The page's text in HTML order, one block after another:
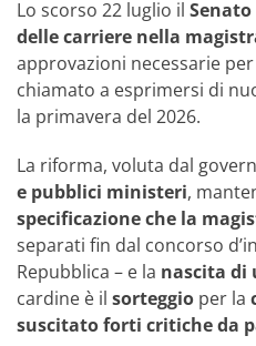
Lo scorso 22 luglio il
delle carriere nella
approvazioni necessarie
chiamato a esprimersi di
la primavera del 2026.
La riforma, voluta dal
e pubblici ministeri,
specificazione che la
separati fin dal concorso
Repubblica – e la nascita di
cardine è il sorteggio per la
suscitato forti critiche da